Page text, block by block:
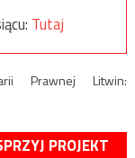
Tutaj
Prawnej Litwin:
PROJEKT